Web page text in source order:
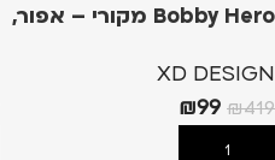
Bobby Hero מקורי – אפור,
XD DESIGN
₪419
₪99
הוספה לסל